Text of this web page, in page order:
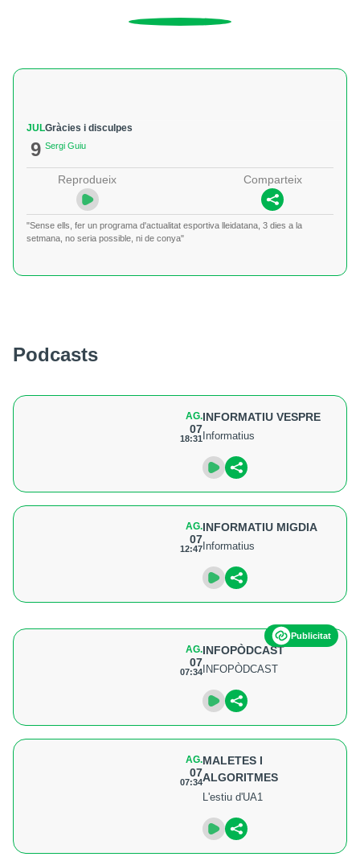
JUL
9
Gràcies i disculpes
Sergi Guiu
Reprodueix Comparteix
"Sense ells, fer un programa d'actualitat esportiva lleidatana, 3 dies a la
setmana, no seria possible, ni de conya"
Podcasts
AG.
07
18:31
INFORMATIU VESPRE
Informatius
AG.
07
12:47
INFORMATIU MIGDIA
Informatius
Publicitat
AG.
07
07:34
INFOPÒDCAST
INFOPÒDCAST
AG.
07
07:34
MALETES I
ALGORITMES
L'estiu d'UA1